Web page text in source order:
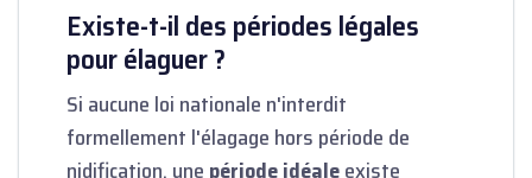
Existe-t-il des périodes légales
pour élaguer ?
Si aucune loi nationale n'interdit
formellement l'élagage hors période de